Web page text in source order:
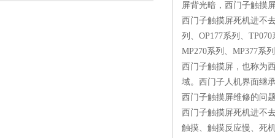
屏背光暗，西门子触摸
西门子触摸屏死机进不
列、OP177系列、
MP270系列、MP377系
西门子触摸屏，也称为
域。西门子人机界面继
西门子触摸屏维修的问
西门子触摸屏死机进不
触摸、触摸反应慢、死